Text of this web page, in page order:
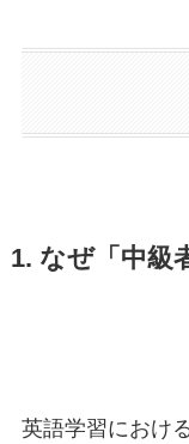
1. なぜ「中級
英語学習におけ